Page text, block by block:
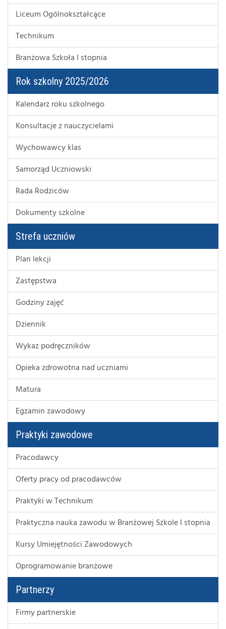
Liceum Ogólnokształcące
Technikum
Branżowa Szkoła I stopnia
Rok szkolny 2025/2026
Kalendarz roku szkolnego
Konsultacje z nauczycielami
Wychowawcy klas
Samorząd Uczniowski
Rada Rodziców
Dokumenty szkolne
Strefa uczniów
Plan lekcji
Zastępstwa
Godziny zajęć
Dziennik
Wykaz podręczników
Opieka zdrowotna nad uczniami
Matura
Egzamin zawodowy
Praktyki zawodowe
Pracodawcy
Oferty pracy od pracodawców
Praktyki w Technikum
Praktyczna nauka zawodu w Branżowej Szkole I stopnia
Kursy Umiejętności Zawodowych
Oprogramowanie branżowe
Partnerzy
Firmy partnerskie